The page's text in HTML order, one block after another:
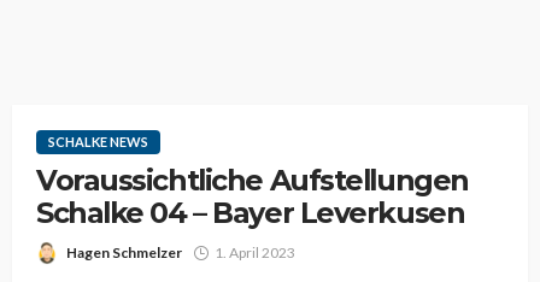
SCHALKE NEWS
Voraussichtliche Aufstellungen
Schalke 04 – Bayer Leverkusen
Hagen Schmelzer 1. April 2023